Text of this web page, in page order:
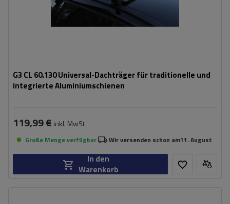
G3 CL 60.130 Universal-Dachträger für traditionelle und
integrierte Aluminiumschienen
119,99 € inkl. MwSt
Große Menge verfügbar Wir versenden schon am11. August
In den
Warenkorb